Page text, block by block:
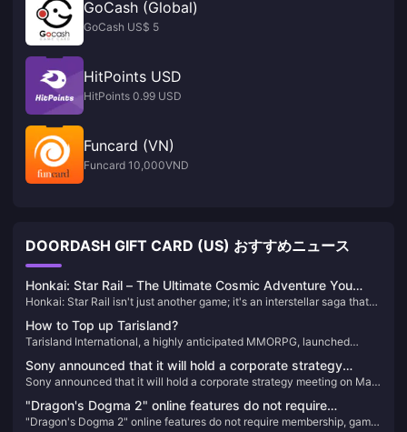
GoCash (Global)
GoCash US$ 5
HitPoints USD
HitPoints 0.99 USD
Funcard (VN)
Funcard 10,000VND
DOORDASH GIFT CARD (US) おすすめニュース
Honkai: Star Rail – The Ultimate Cosmic Adventure You
Can't Afford to Miss!
Honkai: Star Rail isn't just another game; it's an interstellar saga that
Astral Express, journeying through the cosmos, uncovering secrets,
and battling against the enigmatic Honkai. Each character you meet
has a story that intertwines with the grand narrative, filled with
unexpected twists and turns that will leave you craving for more.
How to Top up Tarisland?
Tarisland International, a highly anticipated MMORPG, launched
an immersive experience with stunning graphics, diverse classes, and
challenging dungeons. Players can choose from nine unique classes,
each with specialized talent trees and ultimate abilities, allowing for
endless customization and strategic gameplay.
Sony announced that it will hold a corporate strategy
meeting on May 22
Sony announced that it will hold a corporate strategy meeting on May
"Dragon's Dogma 2" online features do not require
membership, game demo or coming soon
"Dragon's Dogma 2" online features do not require membership, game